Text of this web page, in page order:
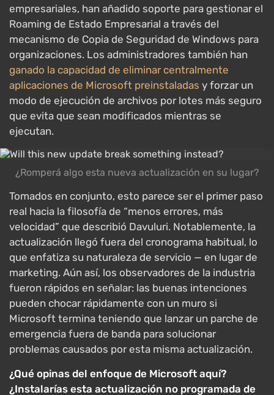
empresariales, han añadido soporte para gestionar el
Roaming de Estado Empresarial a través del
mecanismo de Copia de Seguridad de Windows para
organizaciones. Los administradores también han
ganado la capacidad de eliminar centralmente
aplicaciones de Microsoft preinstaladas y forzar un
modo de ejecución de archivos por lotes más seguro
que evita que sean modificados mientras se
ejecutan.
¿Romperá algo esta nueva actualización en su lugar?
Tomados en conjunto, esto parece ser el primer paso
real hacia la filosofía de “menos errores, más
velocidad” que describió Davuluri. Notablemente, la
actualización llegó fuera del cronograma habitual, lo
que enfatiza su naturaleza de servicio — en lugar de
marketing. Aún así, los observadores de la industria
fueron rápidos en señalar: las buenas intenciones
pueden chocar rápidamente con un muro si
Microsoft termina teniendo que lanzar un parche de
emergencia fuera de banda para solucionar
problemas causados por esta misma actualización.
¿Qué opinas del enfoque de Microsoft aquí?
¿Instalarías esta actualización no programada de